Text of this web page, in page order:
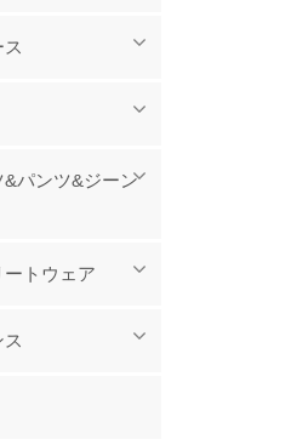
パンツ&ジーン
トウェア